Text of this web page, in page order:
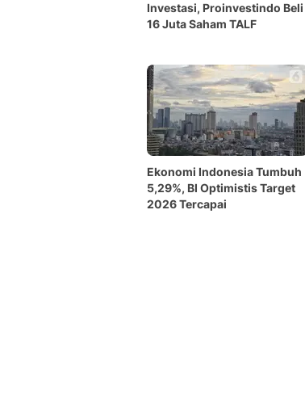
Investasi, Proinvestindo Beli
16 Juta Saham TALF
Ekonomi Indonesia Tumbuh
5,29%, BI Optimistis Target
2026 Tercapai